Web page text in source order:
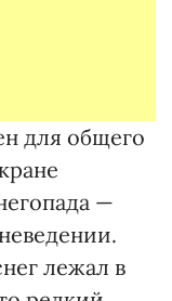
для общего
—
лежал в